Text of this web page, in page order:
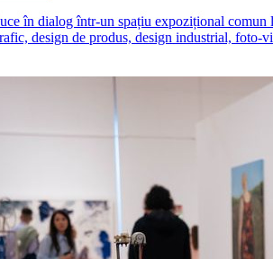
în dialog într-un spațiu expozițional comun
design de produs, design industrial, foto-